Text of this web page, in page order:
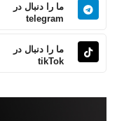
ما را دنبال در
telegram
ما را دنبال در
tikTok